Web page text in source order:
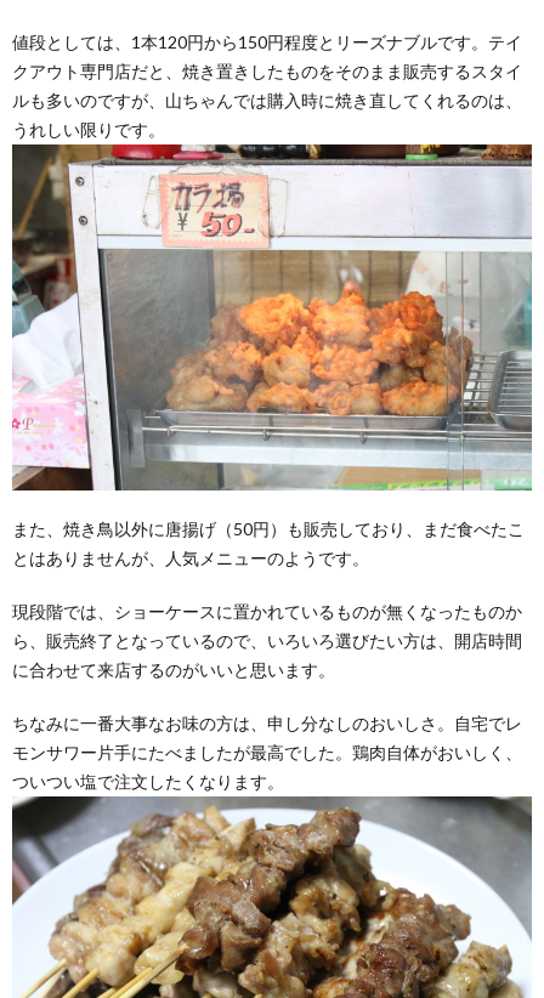
値段としては、1本120円から150円程度とリーズナブルです。テイ
クアウト専門店だと、焼き置きしたものをそのまま販売するスタイ
ルも多いのですが、山ちゃんでは購入時に焼き直してくれるのは、
うれしい限りです。
また、焼き鳥以外に唐揚げ（50円）も販売しており、まだ食べたこ
とはありませんが、人気メニューのようです。
現段階では、ショーケースに置かれているものが無くなったものか
ら、販売終了となっているので、いろいろ選びたい方は、開店時間
に合わせて来店するのがいいと思います。
ちなみに一番大事なお味の方は、申し分なしのおいしさ。自宅でレ
モンサワー片手にたべましたが最高でした。鶏肉自体がおいしく、
ついつい塩で注文したくなります。